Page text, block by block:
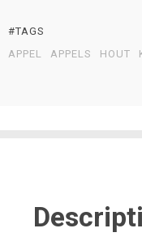
#TAGS
APPEL
APPELS HOUT